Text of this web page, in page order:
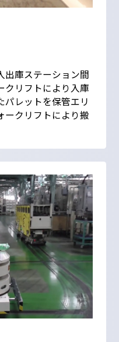
出庫ステーション間
クリフトにより入庫
パレットを保管エリ
ークリフトにより搬